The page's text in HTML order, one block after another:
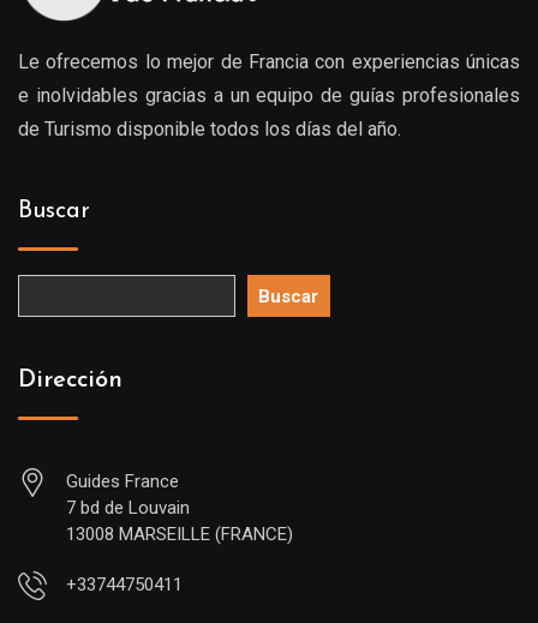
Le ofrecemos lo mejor de Francia con experiencias únicas
e inolvidables gracias a un equipo de guías profesionales
de Turismo disponible todos los días del año.
Buscar
Buscar
Dirección
Guides France
7 bd de Louvain
13008 MARSEILLE (FRANCE)
+33744750411